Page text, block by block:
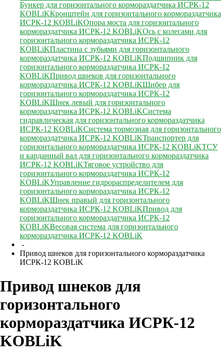
Бункер для горизонтального кормораздатчика ИСРК-12
KOBLiKКронштейн для горизонтального кормораздатчика
ИСРК-12 KOBLiKОпора моста для горизонтального
кормораздатчика ИСРК-12 KOBLiKОсь с колесами для
горизонтального кормораздатчика ИСРК-12
KOBLiKПластина с зубьями для горизонтального
кормораздатчика ИСРК-12 KOBLiKПодшипник для
горизонтального кормораздатчика ИСРК-12
KOBLiKПривод шнеков для горизонтального
кормораздатчика ИСРК-12 KOBLiKШибер для
горизонтального кормораздатчика ИСРК-12
KOBLiKШнек левый для горизонтального
кормораздатчика ИСРК-12 KOBLiKСистема
гидравлическая для горизонтального кормораздатчика
ИСРК-12 KOBLiKСистема тормозная для горизонтального
кормораздатчика ИСРК-12 KOBLiKТранспортер для
горизонтального кормораздатчика ИСРК-12 KOBLiKТСУ
и карданный вал для горизонтального кормораздатчика
ИСРК-12 KOBLiKТяговое устройство для
горизонтального кормораздатчика ИСРК-12
KOBLiKУправление гидрораспределителем для
горизонтального кормораздатчика ИСРК-12
KOBLiKШнек правый для горизонтального
кормораздатчика ИСРК-12 KOBLiKПривод для
горизонтального кормораздатчика ИСРК-12
KOBLiKВесовая система для горизонтального
кормораздатчика ИСРК-12 KOBLiK
-
Привод шнеков для горизонтального кормораздатчика
ИСРК-12 KOBLiK
Привод шнеков для
горизонтального
кормораздатчика ИСРК-12
KOBLiK